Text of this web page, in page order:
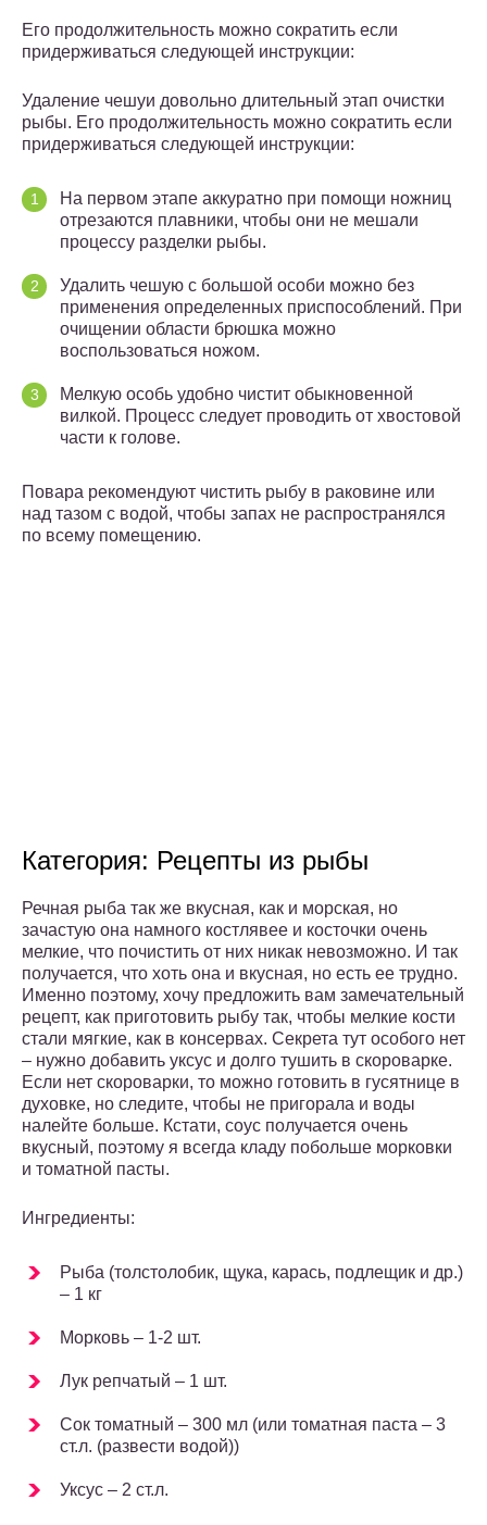
Его продолжительность можно сократить если
придерживаться следующей инструкции:
Удаление чешуи довольно длительный этап очистки
рыбы. Его продолжительность можно сократить если
придерживаться следующей инструкции:
На первом этапе аккуратно при помощи ножниц
отрезаются плавники, чтобы они не мешали
процессу разделки рыбы.
Удалить чешую с большой особи можно без
применения определенных приспособлений. При
очищении области брюшка можно
воспользоваться ножом.
Мелкую особь удобно чистит обыкновенной
вилкой. Процесс следует проводить от хвостовой
части к голове.
Повара рекомендуют чистить рыбу в раковине или
над тазом с водой, чтобы запах не распространялся
по всему помещению.
Категория: Рецепты из рыбы
Речная рыба так же вкусная, как и морская, но
зачастую она намного костлявее и косточки очень
мелкие, что почистить от них никак невозможно. И так
получается, что хоть она и вкусная, но есть ее трудно.
Именно поэтому, хочу предложить вам замечательный
рецепт, как приготовить рыбу так, чтобы мелкие кости
стали мягкие, как в консервах. Секрета тут особого нет
– нужно добавить уксус и долго тушить в скороварке.
Если нет скороварки, то можно готовить в гусятнице в
духовке, но следите, чтобы не пригорала и воды
налейте больше. Кстати, соус получается очень
вкусный, поэтому я всегда кладу побольше морковки
и томатной пасты.
Ингредиенты:
Рыба (толстолобик, щука, карась, подлещик и др.)
– 1 кг
Морковь – 1-2 шт.
Лук репчатый – 1 шт.
Сок томатный – 300 мл (или томатная паста – 3
ст.л. (развести водой))
Уксус – 2 ст.л.